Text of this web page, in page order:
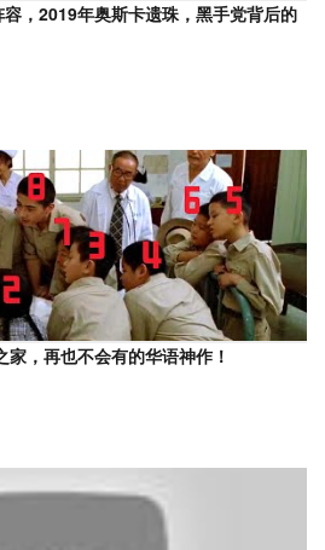
容，2019年奥斯卡遗珠，黑手党背后的
家，再也不会有的华语神作！